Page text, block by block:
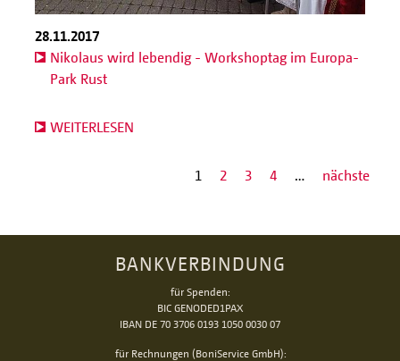
28.11.2017
Nikolaus wird lebendig - Workshoptag im Europa-
Park Rust
WEITERLESEN
1 2 3 4 … nächste
BANKVERBINDUNG
für Spenden:
BIC GENODED1PAX
IBAN DE 70 3706 0193 1050 0030 07
für Rechnungen (BoniService GmbH):